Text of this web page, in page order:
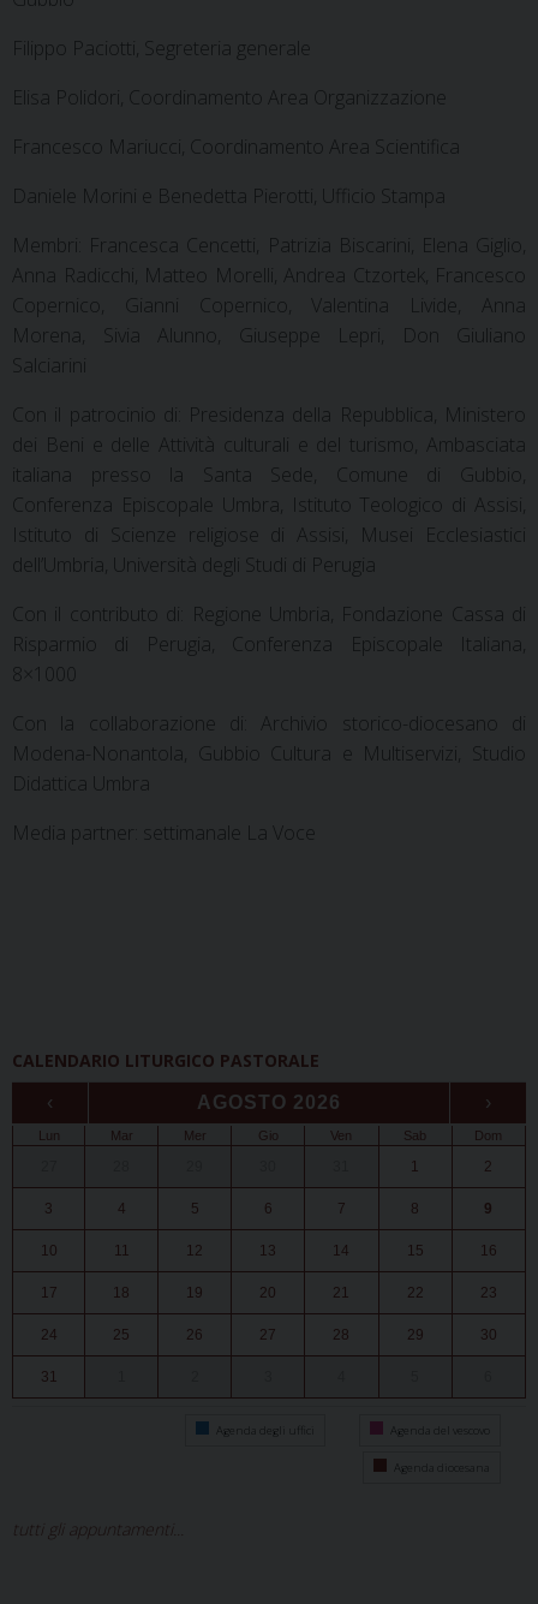
Filippo Paciotti, Segreteria generale
Elisa Polidori, Coordinamento Area Organizzazione
Francesco Mariucci, Coordinamento Area Scientifica
Daniele Morini e Benedetta Pierotti, Ufficio Stampa
Membri: Francesca Cencetti, Patrizia Biscarini, Elena Giglio,
Anna Radicchi, Matteo Morelli, Andrea Ctzortek, Francesco
Copernico, Gianni Copernico, Valentina Livide, Anna
Morena, Sivia Alunno, Giuseppe Lepri, Don Giuliano
Salciarini
Con il patrocinio di: Presidenza della Repubblica, Ministero
dei Beni e delle Attività culturali e del turismo, Ambasciata
italiana presso la Santa Sede, Comune di Gubbio,
Conferenza Episcopale Umbra, Istituto Teologico di Assisi,
Istituto di Scienze religiose di Assisi, Musei Ecclesiastici
dell’Umbria, Università degli Studi di Perugia
Con il contributo di: Regione Umbria, Fondazione Cassa di
Risparmio di Perugia, Conferenza Episcopale Italiana,
8×1000
Con la collaborazione di: Archivio storico-diocesano di
Modena-Nonantola, Gubbio Cultura e Multiservizi, Studio
Didattica Umbra
Media partner: settimanale La Voce
CALENDARIO LITURGICO PASTORALE
‹ AGOSTO 2026 ›
Lun Mar Mer Gio Ven Sab Dom
1 2
3 4 5 6 7 8 9
10 11 12 13 14 15 16
17 18 19 20 21 22 23
24 25 26 27 28 29 30
31
Agenda degli uffici Agenda del vescovo
Agenda diocesana
tutti gli appuntamenti...